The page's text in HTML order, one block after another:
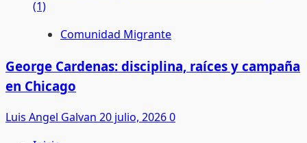
Comunidad Migrante
George Cardenas: disciplina, raíces y campaña
en Chicago
Luis Angel Galvan 20 julio, 20260